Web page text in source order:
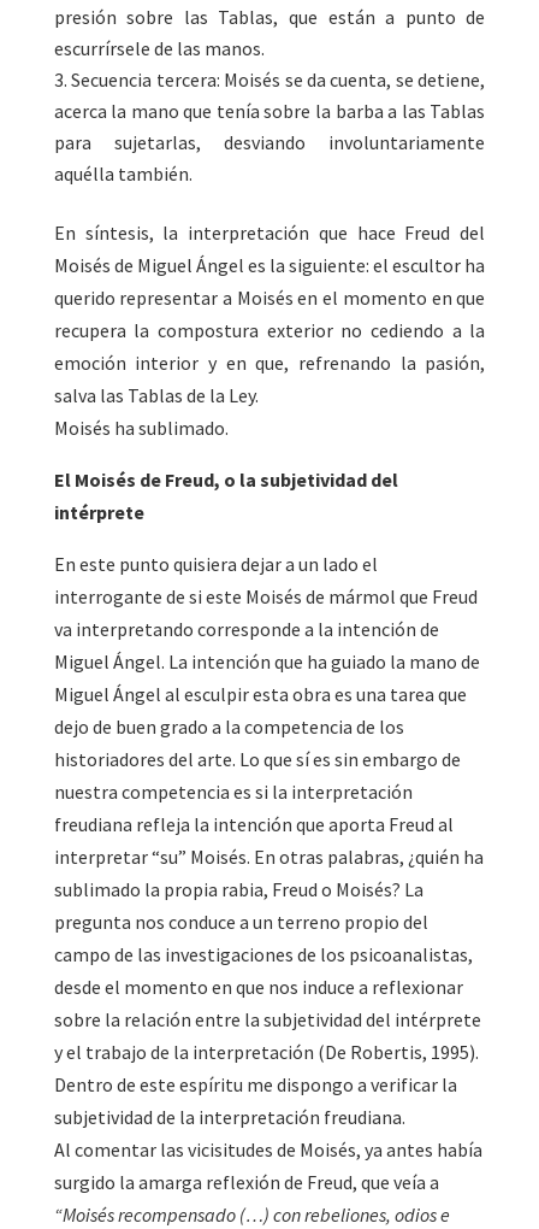
presión sobre las Tablas, que están a punto de
escurrírsele de las manos.
Secuencia tercera: Moisés se da cuenta, se detiene,
acerca la mano que tenía sobre la barba a las Tablas
para sujetarlas, desviando involuntariamente
aquélla también.
En síntesis, la interpretación que hace Freud del
Moisés de Miguel Ángel es la siguiente: el escultor ha
querido representar a Moisés en el momento en que
recupera la compostura exterior no cediendo a la
emoción interior y en que, refrenando la pasión,
salva las Tablas de la Ley.
Moisés ha sublimado.
El Moisés de Freud, o la subjetividad del
intérprete
En este punto quisiera dejar a un lado el
interrogante de si este Moisés de mármol que Freud
va interpretando corresponde a la intención de
Miguel Ángel. La intención que ha guiado la mano de
Miguel Ángel al esculpir esta obra es una tarea que
dejo de buen grado a la competencia de los
historiadores del arte. Lo que sí es sin embargo de
nuestra competencia es si la interpretación
freudiana refleja la intención que aporta Freud al
interpretar “su” Moisés. En otras palabras, ¿quién ha
sublimado la propia rabia, Freud o Moisés? La
pregunta nos conduce a un terreno propio del
campo de las investigaciones de los psicoanalistas,
desde el momento en que nos induce a reflexionar
sobre la relación entre la subjetividad del intérprete
y el trabajo de la interpretación (De Robertis, 1995).
Dentro de este espíritu me dispongo a verificar la
subjetividad de la interpretación freudiana.
Al comentar las vicisitudes de Moisés, ya antes había
surgido la amarga reflexión de Freud, que veía a
“Moisés recompensado (…) con rebeliones, odios e